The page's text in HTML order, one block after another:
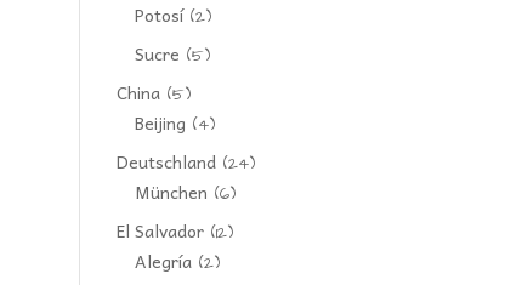
Potosí(2)
Sucre (5)
China (5)
Beijing (4)
Deutschland (24)
München (6)
El Salvador (12)
Alegría (2)